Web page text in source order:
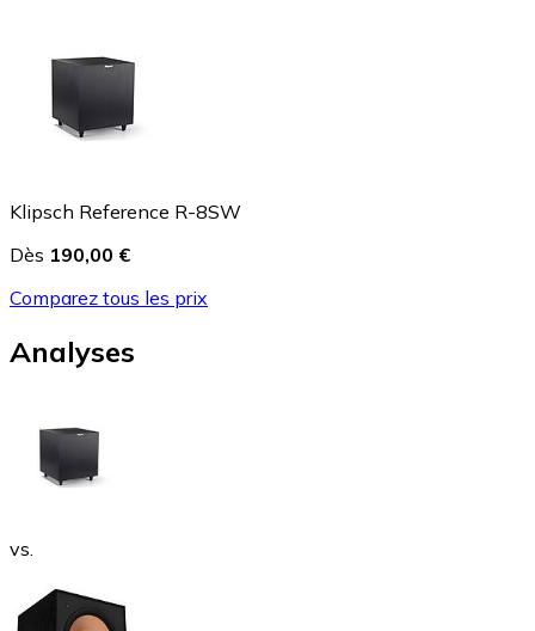
Klipsch Reference R-8SW
Dès 190,00 €
Comparez tous les prix
Analyses
vs.